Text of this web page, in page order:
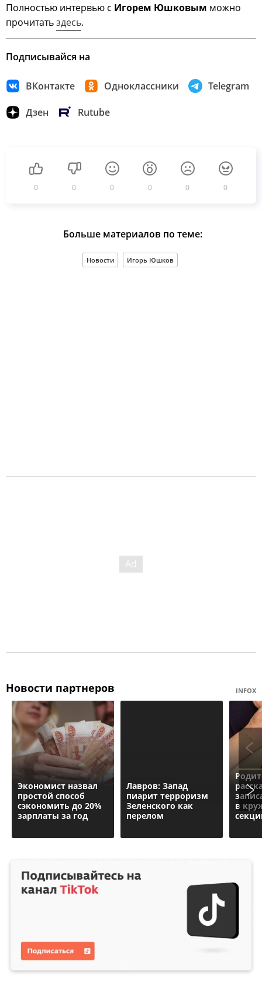
Полностью интервью с Игорем Юшковым можно
прочитатьздесь.
Подписывайся на
ВКонтакте Одноклассники Telegram
Дзен Rutube
0 0 0 0 0 0
Больше материалов по теме:
Новости Игорь Юшков
Новости партнеров INFOX
Экономист назвал
простой способ
сэкономить до 20%
зарплаты за год
Лавров: Запад
пиарит терроризм
Зеленского как
перелом
в